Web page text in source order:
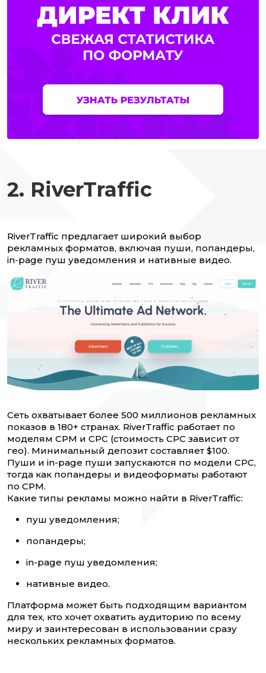
2. RiverTraffic
RiverTraffic предлагает широкий выбор
рекламных форматов, включая пуши, попандеры,
in-page пуш уведомления и нативные видео.
Сеть охватывает более 500 миллионов рекламных
показов в 180+ странах. RiverTraffic работает по
моделям CPM и CPC (стоимость CPC зависит от
гео). Минимальный депозит составляет $100.
Пуши и in-page пуши запускаются по модели CPC,
тогда как попандеры и видеоформаты работают
по CPM.
Какие типы рекламы можно найти в RiverTraffic:
пуш уведомления;
попандеры;
in-page пуш уведомления;
нативные видео.
Платформа может быть подходящим вариантом
для тех, кто хочет охватить аудиторию по всему
миру и заинтересован в использовании сразу
нескольких рекламных форматов.